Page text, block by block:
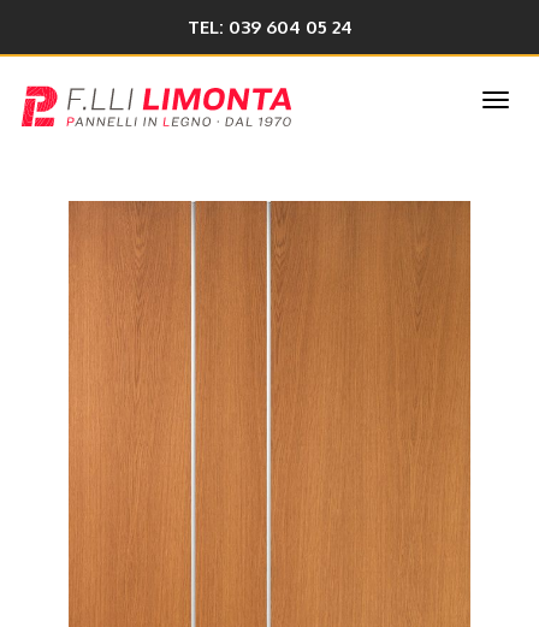
TEL: 039 604 05 24